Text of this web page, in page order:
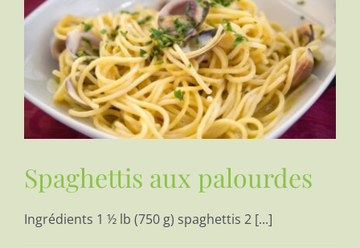
Spaghettis aux palourdes
Ingrédients 1 ½ lb (750 g) spaghettis 2 [...]